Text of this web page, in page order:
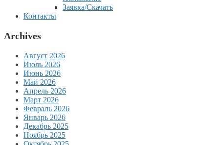
Заявка/Скачать
Контакты
Archives
Август 2026
Июль 2026
Июнь 2026
Май 2026
Апрель 2026
Март 2026
Февраль 2026
Январь 2026
Декабрь 2025
Ноябрь 2025